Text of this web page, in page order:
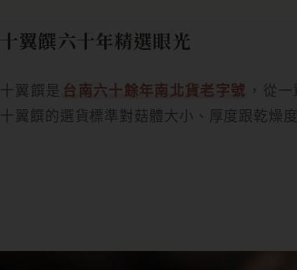
十翼饌六十年精選眼光
十翼饌是 台南六十餘年南北貨老字號 ，從
十翼饌的選貨標準對菇體大小、厚度跟乾燥